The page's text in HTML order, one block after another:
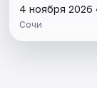
4 ноября 2026
Сочи